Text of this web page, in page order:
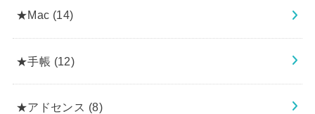
★Mac (14)
★手帳 (12)
★アドセンス (8)